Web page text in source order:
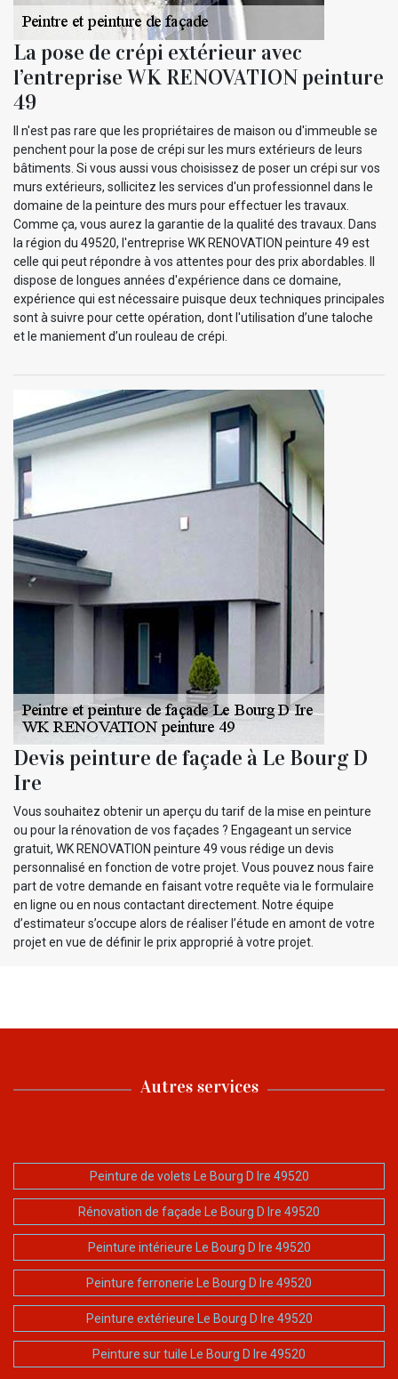
La pose de crépi extérieur avec
l’entreprise WK RENOVATION peinture
49
Il n'est pas rare que les propriétaires de maison ou d'immeuble se
penchent pour la pose de crépi sur les murs extérieurs de leurs
bâtiments. Si vous aussi vous choisissez de poser un crépi sur vos
murs extérieurs, sollicitez les services d'un professionnel dans le
domaine de la peinture des murs pour effectuer les travaux.
Comme ça, vous aurez la garantie de la qualité des travaux. Dans
la région du 49520, l'entreprise WK RENOVATION peinture 49 est
celle qui peut répondre à vos attentes pour des prix abordables. Il
dispose de longues années d'expérience dans ce domaine,
expérience qui est nécessaire puisque deux techniques principales
sont à suivre pour cette opération, dont l'utilisation d’une taloche
et le maniement d’un rouleau de crépi.
Devis peinture de façade à Le Bourg D
Ire
Vous souhaitez obtenir un aperçu du tarif de la mise en peinture
ou pour la rénovation de vos façades ? Engageant un service
gratuit, WK RENOVATION peinture 49 vous rédige un devis
personnalisé en fonction de votre projet. Vous pouvez nous faire
part de votre demande en faisant votre requête via le formulaire
en ligne ou en nous contactant directement. Notre équipe
d’estimateur s’occupe alors de réaliser l’étude en amont de votre
projet en vue de définir le prix approprié à votre projet.
Autres services
Peinture de volets Le Bourg D Ire 49520
Rénovation de façade Le Bourg D Ire 49520
Peinture intérieure Le Bourg D Ire 49520
Peinture ferronerie Le Bourg D Ire 49520
Peinture extérieure Le Bourg D Ire 49520
Peinture sur tuile Le Bourg D Ire 49520